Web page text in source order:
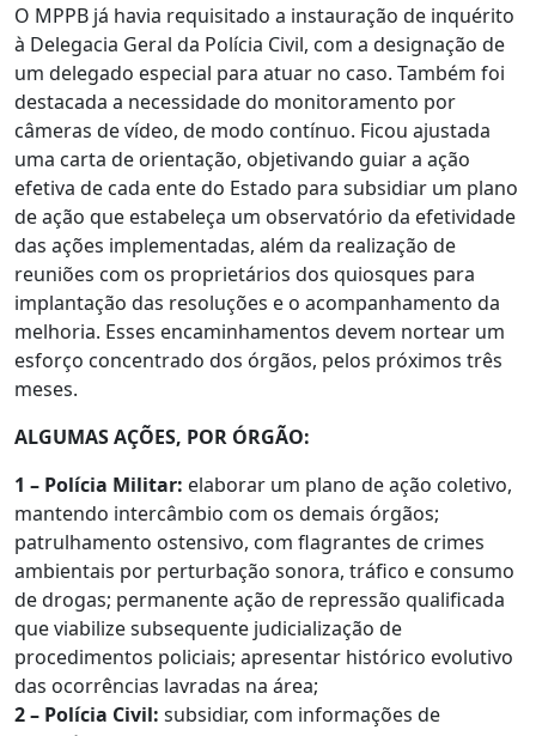
O MPPB já havia requisitado a instauração de inquérito
à Delegacia Geral da Polícia Civil, com a designação de
um delegado especial para atuar no caso. Também foi
destacada a necessidade do monitoramento por
câmeras de vídeo, de modo contínuo. Ficou ajustada
uma carta de orientação, objetivando guiar a ação
efetiva de cada ente do Estado para subsidiar um plano
de ação que estabeleça um observatório da efetividade
das ações implementadas, além da realização de
reuniões com os proprietários dos quiosques para
implantação das resoluções e o acompanhamento da
melhoria. Esses encaminhamentos devem nortear um
esforço concentrado dos órgãos, pelos próximos três
meses.
ALGUMAS AÇÕES, POR ÓRGÃO:
1 – Polícia Militar: elaborar um plano de ação coletivo,
mantendo intercâmbio com os demais órgãos;
patrulhamento ostensivo, com flagrantes de crimes
ambientais por perturbação sonora, tráfico e consumo
de drogas; permanente ação de repressão qualificada
que viabilize subsequente judicialização de
procedimentos policiais; apresentar histórico evolutivo
das ocorrências lavradas na área;
2 – Polícia Civil: subsidiar, com informações de